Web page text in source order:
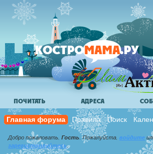
ПОЧИТАТЬ АДРЕСА
Главная форума Правила Поиск
Добро пожаловать,Гость. Пожалуйста, войдите
зарегистрируйтесь.